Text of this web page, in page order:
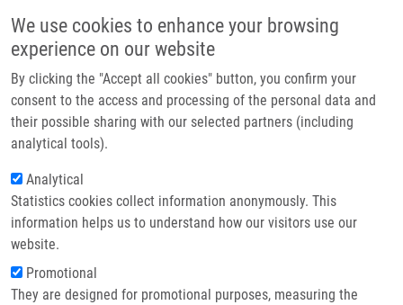
We use cookies to enhance your browsing
experience on our website
By clicking the "Accept all cookies" button, you confirm your
consent to the access and processing of the personal data and
their possible sharing with our selected partners (including
analytical tools).
Analytical
Statistics cookies collect information anonymously. This
information helps us to understand how our visitors use our
website.
Promotional
They are designed for promotional purposes, measuring the
Header image
Drobečková navigace
Domů
Graphene Oxide Nanoplatforms To Enhance Cisplatin-Based Drug